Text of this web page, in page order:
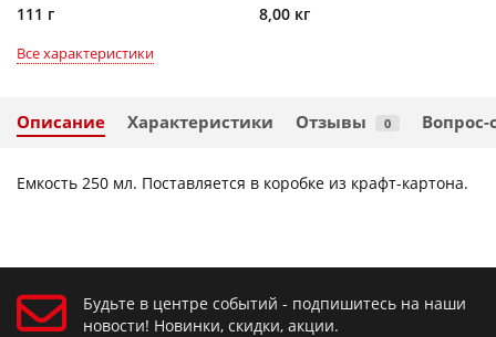
111 г 8,00 кг
Все характеристики
Описание Характеристики Отзывы 0 Вопрос-
Емкость 250 мл. Поставляется в коробке из крафт-картона.
Будьте в центре событий - подпишитесь на наши
новости! Новинки, скидки, акции.